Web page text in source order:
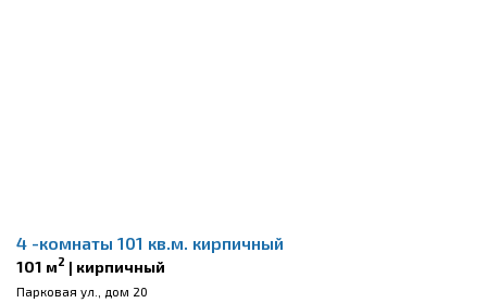
4 -комнаты 101 кв.м. кирпичный
101 м2 | кирпичный
Парковая ул., дом 20